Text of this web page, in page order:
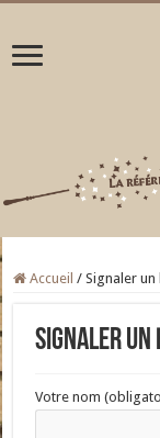
Accueil / Signaler un
Signaler un
Votre nom